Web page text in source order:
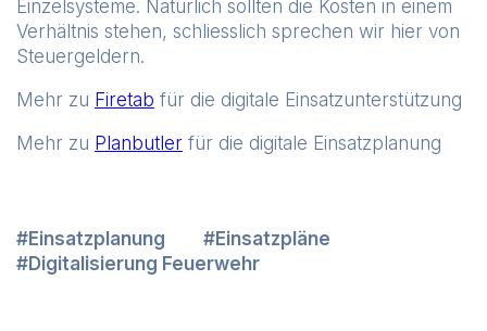
Einzelsysteme. Natürlich sollten die Kosten in einem
Verhältnis stehen, schliesslich sprechen wir hier von
Steuergeldern.
Mehr zu Firetab für die digitale Einsatzunterstützung
Mehr zu Planbutler für die digitale Einsatzplanung
Einsatzplanung
Einsatzpläne
Digitalisierung Feuerwehr